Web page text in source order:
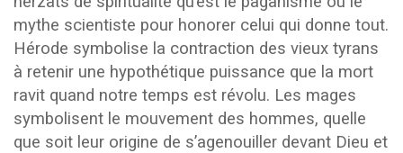
mythe scientiste pour honorer celui qui donne tout.
Hérode symbolise la contraction des vieux tyrans
à retenir une hypothétique puissance que la mort
ravit quand notre temps est révolu. Les mages
symbolisent le mouvement des hommes, quelle
que soit leur origine de s’agenouiller devant Dieu et